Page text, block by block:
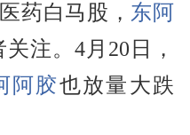
药白马股， 东阿
注。4月20日，
阿胶也放量大跌